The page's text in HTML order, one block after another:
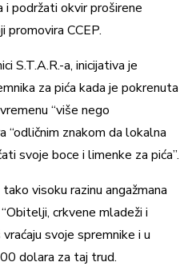
podržati okvir proširene
promovira CCEP.
S.T.A.R.-a, inicijativa je
za pića kada je pokrenuta
“više nego
znakom da lokalna
svoje boce i limenke za pića”.
visoku razinu angažmana
crkvene mladeži i
svoje spremnike i u
dolara za taj trud.